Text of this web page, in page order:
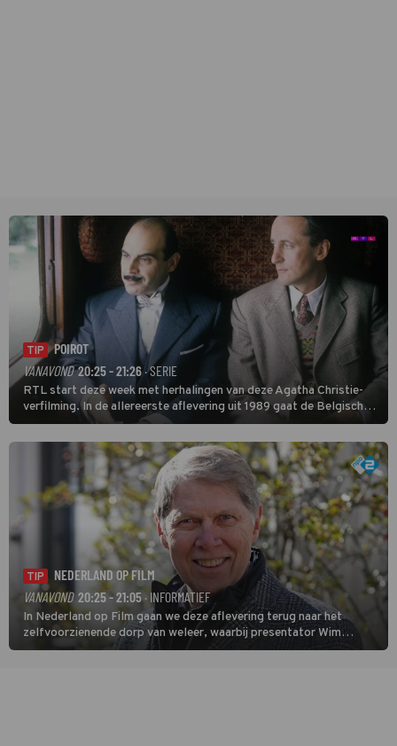
TIP
POIROT
VANAVOND 20:25 - 21:26 · SERIE
RTL start deze week met herhalingen van deze Agatha Christie-
verfilming. In de allereerste aflevering uit 1989 gaat de Belgische
speurder op zoek naar een vermiste kok. Poirot raakt al snel
verwikkeld in een moordzaak. (HH)
TIP
NEDERLAND OP FILM
VANAVOND 20:25 - 21:05· INFORMATIEF
In Nederland op Film gaan we deze aflevering terug naar het
zelfvoorzienende dorp van weleer, waarbij presentator Wim
Daniëls de kijkers meeneemt op reis door de tijd aan de hand van